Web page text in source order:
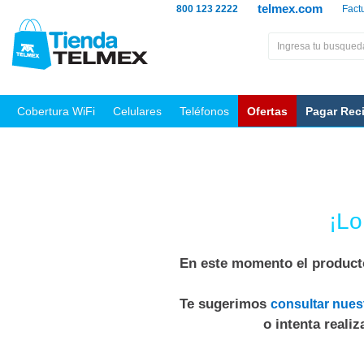
telmex.com
800 123 2222
Cobertura WiFi Celulares Teléfonos Ofertas Pagar
En este momento el
Te sugerimos consultar
o intenta